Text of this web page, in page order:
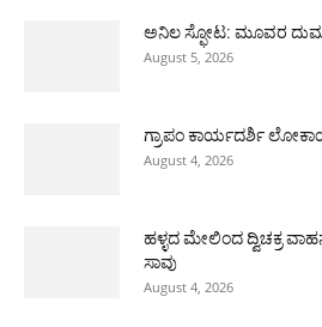
ಅನಿಲ ಸ್ಫೋಟ: ಮೂವರ
August 5, 2026
ಗ್ರಾಪಂ ಕಾರ್ಯದರ್ಶಿ
August 4, 2026
ಹಳ್ಳದ ಮೇಲಿಂದ ದ್ವಿಚಕ್ರ ವಾಹನ
ಸಾವು
August 4, 2026